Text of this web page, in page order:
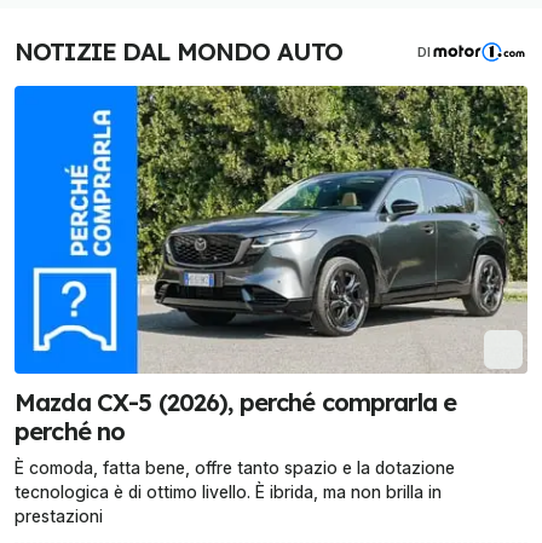
NOTIZIE DAL MONDO AUTO DI
Mazda CX-5 (2026), perché comprarla e
perché no
È comoda, fatta bene, offre tanto spazio e la dotazione
tecnologica è di ottimo livello. È ibrida, ma non brilla in
prestazioni